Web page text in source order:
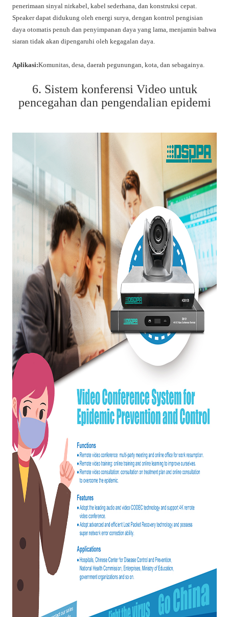
penerimaan sinyal nirkabel, kabel sederhana, dan konstruksi cepat.
Speaker dapat didukung oleh energi surya, dengan kontrol pengisian
daya otomatis penuh dan penyimpanan daya yang lama, menjamin bahwa
siaran tidak akan dipengaruhi oleh kegagalan daya.
Aplikasi:Komunitas, desa, daerah pegunungan, kota, dan sebagainya.
6. Sistem konferensi Video untuk
pencegahan dan pengendalian epidemi